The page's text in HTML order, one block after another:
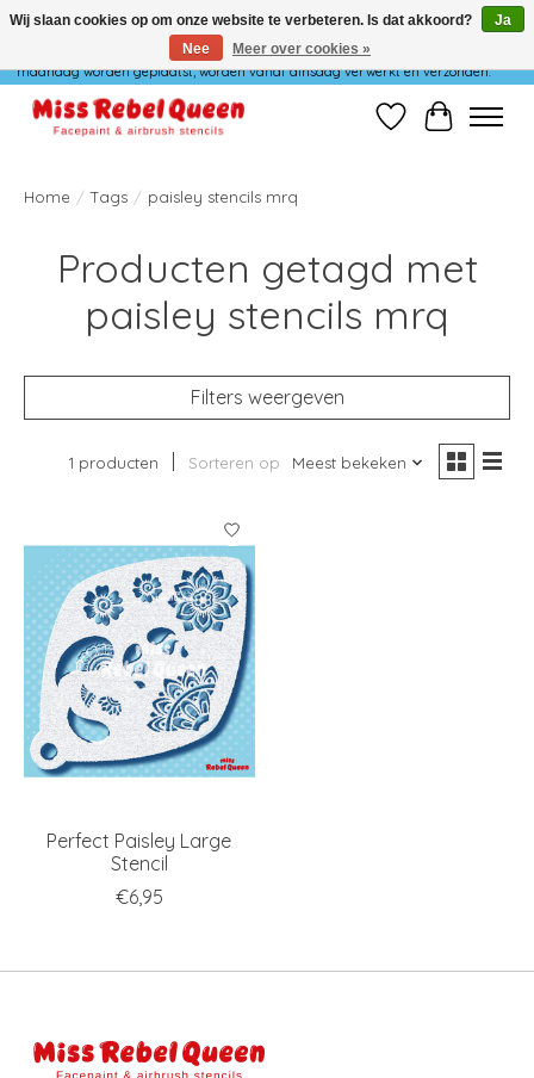
Wij verzenden niet op maandag. Bestellingen die in het weekend of op
maandag worden geplaatst, worden vanaf dinsdag verwerkt en verzonden.
Verlanglijst
Home / Tags / paisley stencils mrq
Producten getagd met
paisley stencils mrq
Filters weergeven
1 producten Sorteren op Meest bekeken
Perfect Paisley Large
Stencil
€6,95
Wij slaan cookies op om onze website te verbeteren. Is dat akkoord?
Ja
Nee
Meer over cookies »